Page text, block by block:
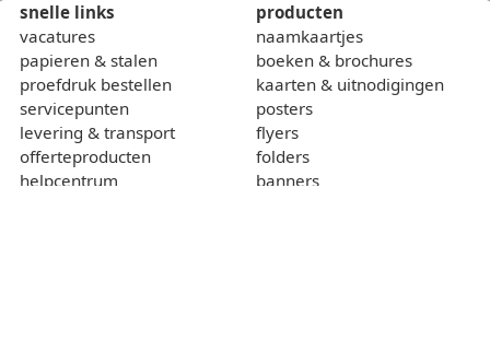
snelle links
vacatures
papieren & stalen
proefdruk bestellen
servicepunten
levering & transport
offerteproducten
helpcentrum
producten
naamkaartjes
boeken & brochures
kaarten & uitnodigingen
posters
flyers
folders
banners